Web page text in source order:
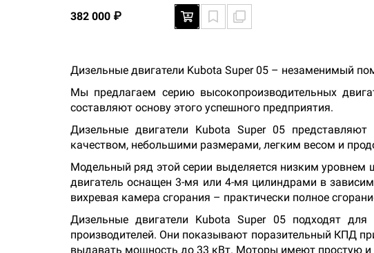
382 000 ₽
Дизельные двигатели Kubota Super 05 – незаменимый
Мы предлагаем серию высокопроизводительных
составляют основу этого успешного предприятия.
Дизельные двигатели Kubota Super 05
качеством, небольшими размерами, легким весом и
Модельный ряд этой серии выделяется низким
двигатель оснащен 3-мя или 4-мя цилиндрами в
вихревая камера сгорания – практически полное
Дизельные двигатели Kubota Super 05 подходят
производителей. Они показывают поразительный КПД
выдавать мощность до 33 кВт. Моторы имеют простую и